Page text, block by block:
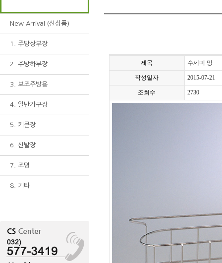
New Arrival (신상품)
1. 주방상부장
2. 주방하부장
3. 보조주방용
4. 일반가구장
5. 키큰장
6. 신발장
7. 조명
8. 기타
제목 수세미 망
작성일자 2015-07-21
조회수 2730